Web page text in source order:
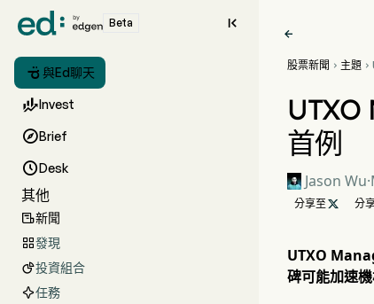
Beta 
 與Ed聊天
Invest
Brief
Desk
其他
新聞
發現
投資組合
任務

股票新聞  主題 
UTXO
首例
Jason Wu·
分享至  分
UTXO
碑可能加速